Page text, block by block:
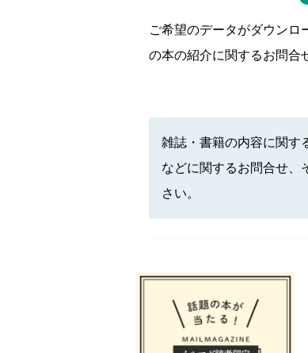
ご希望のデータがダウンロ
の本の紹介に関するお問合
雑誌・書籍の内容に関す
などに関するお問合せ、
さい。